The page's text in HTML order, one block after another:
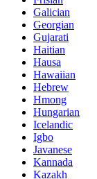
Galician
Georgian
Gujarati
Haitian
Hausa
Hawaiian
Hebrew
Hmong
Hungarian
Icelandic
Igbo
Javanese
Kannada
Kazakh